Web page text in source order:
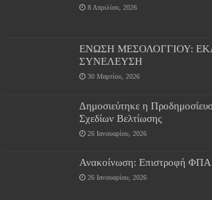
8 Απριλίου, 2026
ΕΝΩΣΗ ΜΕΣΟΛΟΓΓΙΟΥ:
ΣΥΝΕΛΕΥΣΗ
30 Μαρτίου, 2026
Δημοσιεύτηκε η
Σχεδίων Βελτίωσης
26 Ιανουαρίου, 2026
Ανακοίνωση: Επιστροφή ΦΠΑ
26 Ιανουαρίου, 2026